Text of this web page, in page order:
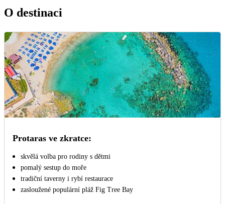
O destinaci
Protaras ve zkratce:
skvělá volba pro rodiny s dětmi
pomalý sestup do moře
tradiční taverny i rybí restaurace
zasloužené populární pláž Fig Tree Bay